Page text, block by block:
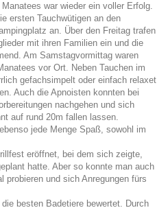
war wieder ein voller Erfolg.
ersten Tauchwütigen an den
an. Über den Freitag trafen
mit ihren Familien ein und die
Am Samstagvormittag waren
vor Ort. Neben Tauchen im
gefachsimpelt oder einfach relaxet
Auch die Apnoisten konnten bei
nachgehen und sich
auf rund 20m fallen lassen.
jede Menge Spaß, sowohl im
eröffnet, bei dem sich zeigte,
hatte. Aber so konnte man auch
probieren und sich Anregungen fürs
besten Badetiere bewertet. Durch